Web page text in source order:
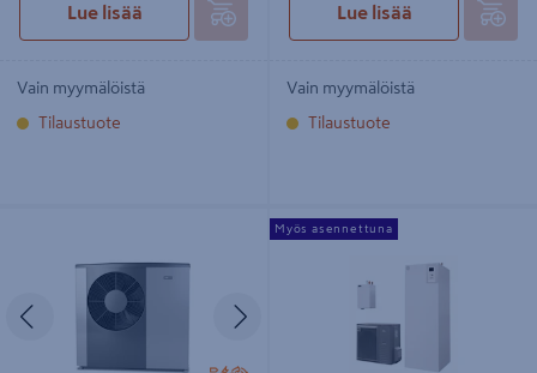
Lue lisää
Vain myymälöistä
Tilaustuote
Lue lisää
Vain myymälöistä
Tilaustuote
Edellinen
Lämpöpumppu Jäspi Tehowatti Air
Split 6kW
Myös asennettuna